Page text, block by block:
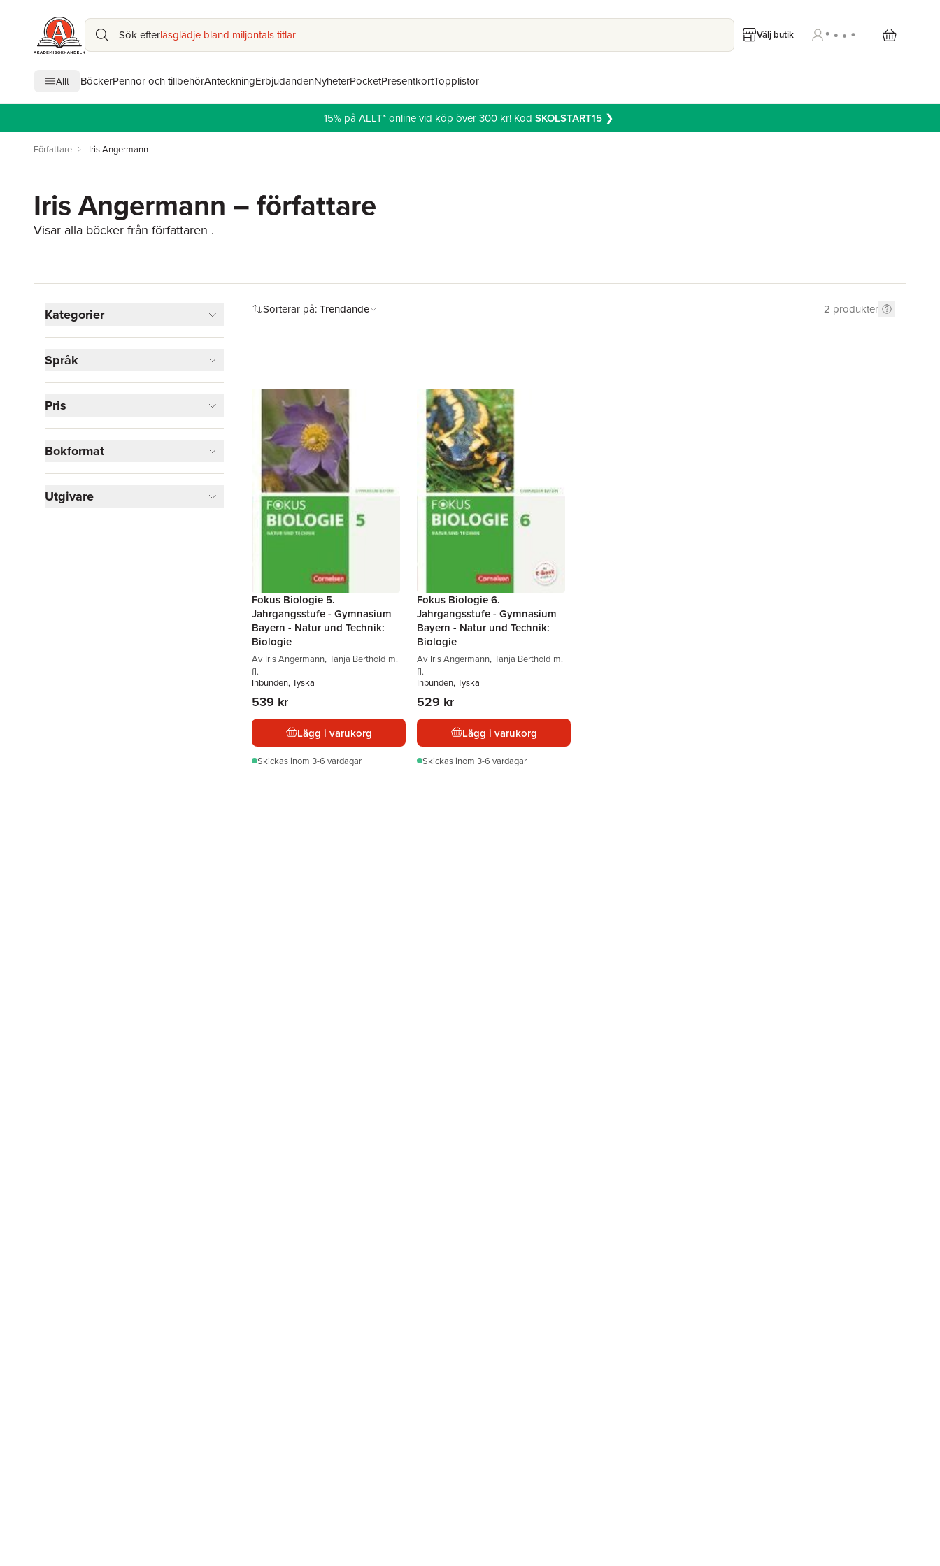
Sök efterläsglädje bland miljontals titlar Välj butik
Allt BöckerPennor och tillbehörAnteckningErbjudandenNyheterPocketPresentkortTopplistor
15% på ALLT* online vid köp över 300 kr! Kod SKOLSTART15❯
Författare Iris Angermann
Iris Angermann – författare
Visar alla böcker från författaren .
Kategorier
Läromedel
2
Visa fler
Språk
Pris
Bokformat
Utgivare
Sorterar på:Trendande 2 produkter
Fokus Biologie 5.
Jahrgangsstufe - Gymnasium
Bayern - Natur und Technik:
Biologie
Av Iris Angermann, Tanja Berthold m.
fl.
Inbunden, Tyska
539 kr
Lägg i varukorg
Skickas inom 3-6 vardagar
Fokus Biologie 6.
Jahrgangsstufe - Gymnasium
Bayern - Natur und Technik:
Biologie
Av Iris Angermann, Tanja Berthold m.
fl.
Inbunden, Tyska
529 kr
Lägg i varukorg
Skickas inom 3-6 vardagar